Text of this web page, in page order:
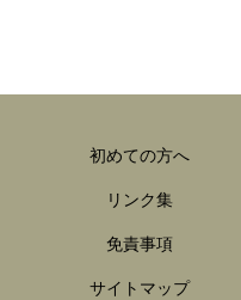
初めての方へ
リンク集
免責事項
サイトマップ